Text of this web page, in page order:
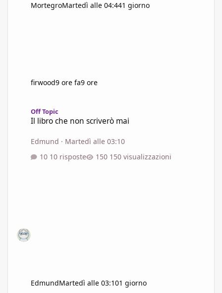
MortegroMartedì alle 04:441 giorno
firwood9 ore fa9 ore
Off Topic
Il libro che non scriverò mai
Edmund · Martedì alle 03:10
10 risposte
150 visualizzazioni
EdmundMartedì alle 03:101 giorno